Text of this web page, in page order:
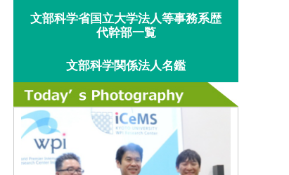
文部科学省国立大学法人等事務系歴
代幹部一覧
文部科学関係法人名鑑